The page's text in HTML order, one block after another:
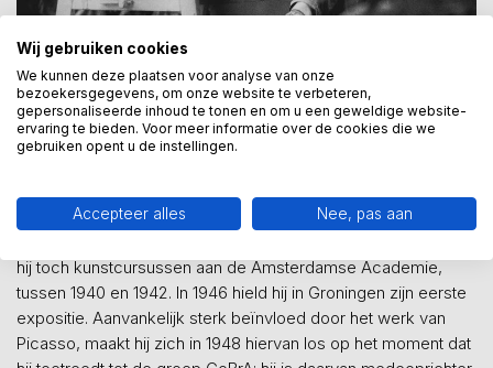
Corneille (Luik, 1922 - 2010)
1922), werd geboren in het Belgische Luik, als kind van
hij toch kunstcursussen aan de Amsterdamse Academie,
tussen 1940 en 1942. In 1946 hield hij in Groningen zijn eerste
expositie. Aanvankelijk sterk beïnvloed door het werk van
Picasso, maakt hij zich in 1948 hiervan los op het moment dat
Wij gebruiken cookies
We kunnen deze plaatsen voor analyse van onze
bezoekersgegevens, om onze website te verbeteren,
gepersonaliseerde inhoud te tonen en om u een geweldige website-
ervaring te bieden. Voor meer informatie over de cookies die we
gebruiken opent u de instellingen.
Accepteer alles Nee, pas aan